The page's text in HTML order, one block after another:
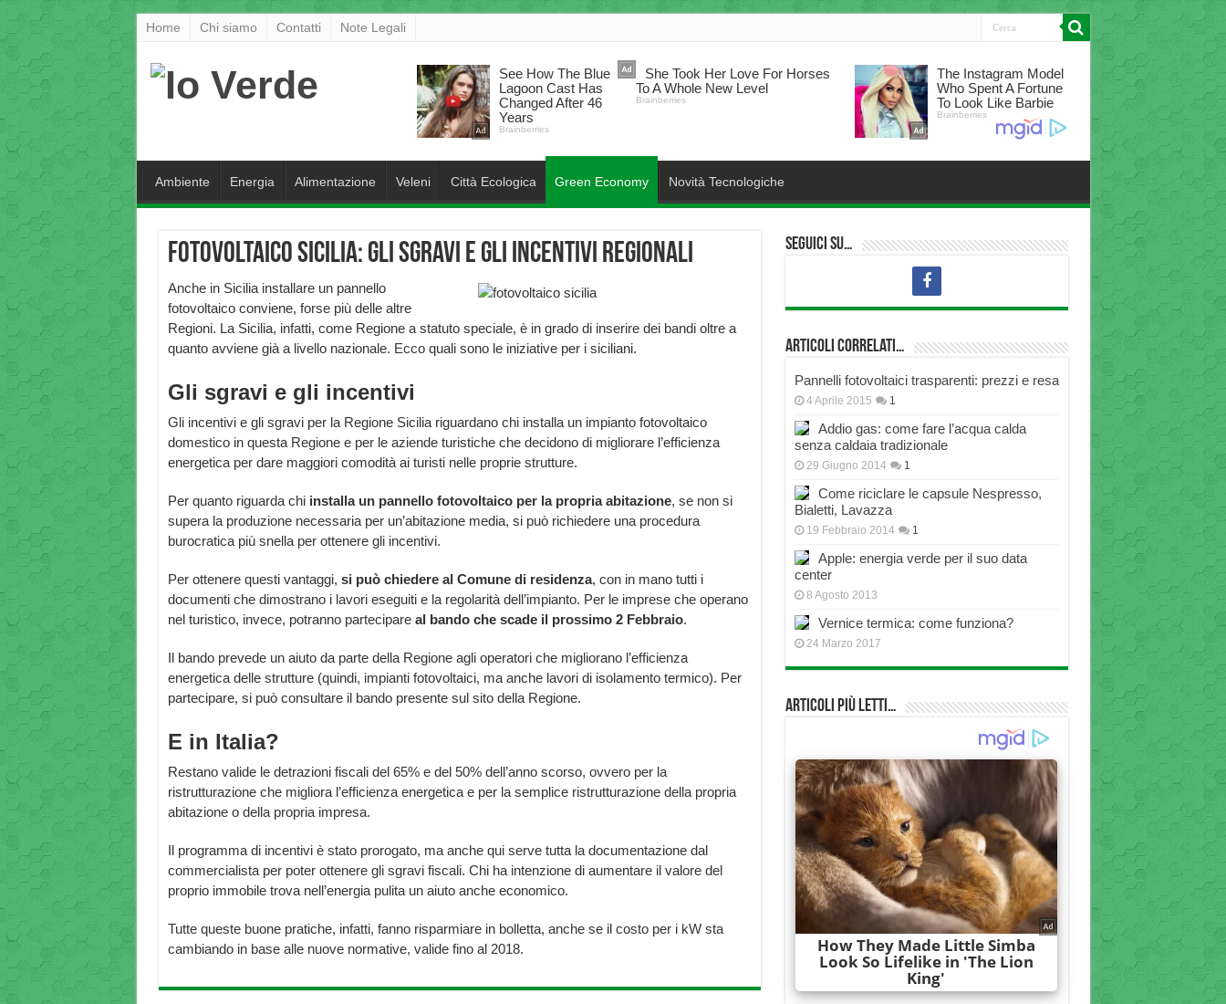
Home Chi siamo Contatti Note Legali
Ambiente Energia Alimentazione Veleni Città Ecologica Green Economy Novità Tecnologiche
Fotovoltaico Sicilia: gli sgravi e gli incentivi regionali
Anche in Sicilia installare un pannello
fotovoltaico conviene, forse più delle altre
Regioni. La Sicilia, infatti, come Regione a statuto speciale, è in grado di inserire dei bandi oltre a
quanto avviene già a livello nazionale. Ecco quali sono le iniziative per i siciliani.
Gli sgravi e gli incentivi
Gli incentivi e gli sgravi per la Regione Sicilia riguardano chi installa un impianto fotovoltaico
domestico in questa Regione e per le aziende turistiche che decidono di migliorare l’efficienza
energetica per dare maggiori comodità ai turisti nelle proprie strutture.
Per quanto riguarda chiinstalla un pannello fotovoltaico per la propria abitazione, se non si
supera la produzione necessaria per un’abitazione media, si può richiedere una procedura
burocratica più snella per ottenere gli incentivi.
Per ottenere questi vantaggi, si può chiedere al Comune di residenza, con in mano tutti i
documenti che dimostrano i lavori eseguiti e la regolarità dell’impianto. Per le imprese che operano
nel turistico, invece, potranno partecipare al bando che scade il prossimo 2 Febbraio.
Il bando prevede un aiuto da parte della Regione agli operatori che migliorano l’efficienza
energetica delle strutture (quindi, impianti fotovoltaici, ma anche lavori di isolamento termico). Per
partecipare, si può consultare il bando presente sul sito della Regione.
E in Italia?
Restano valide le detrazioni fiscali del 65% e del 50% dell’anno scorso, ovvero per la
ristrutturazione che migliora l’efficienza energetica e per la semplice ristrutturazione della propria
abitazione o della propria impresa.
Il programma di incentivi è stato prorogato, ma anche qui serve tutta la documentazione dal
commercialista per poter ottenere gli sgravi fiscali. Chi ha intenzione di aumentare il valore del
proprio immobile trova nell’energia pulita un aiuto anche economico.
Tutte queste buone pratiche, infatti, fanno risparmiare in bolletta, anche se il costo per i kW sta
cambiando in base alle nuove normative, valide fino al 2018.
Seguici su…
Articoli correlati…
Pannelli fotovoltaici trasparenti: prezzi e resa
4 Aprile 2015 1
Addio gas: come fare l’acqua calda
senza caldaia tradizionale
29 Giugno 2014 1
Come riciclare le capsule Nespresso,
Bialetti, Lavazza
19 Febbraio 2014 1
Apple: energia verde per il suo data
center
8 Agosto 2013
Vernice termica: come funziona?
24 Marzo 2017
Articoli più Letti…